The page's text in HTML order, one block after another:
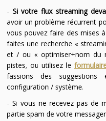
- Si votre flux streaming
avoir un problème récurrent
vous pouvez faire des mises
faites une recherche «
et / ou « optimiser+nom du
pistes, ou utilisez le
fassions des
configuration / système.
- Si vous ne recevez pas de
partie spam de votre